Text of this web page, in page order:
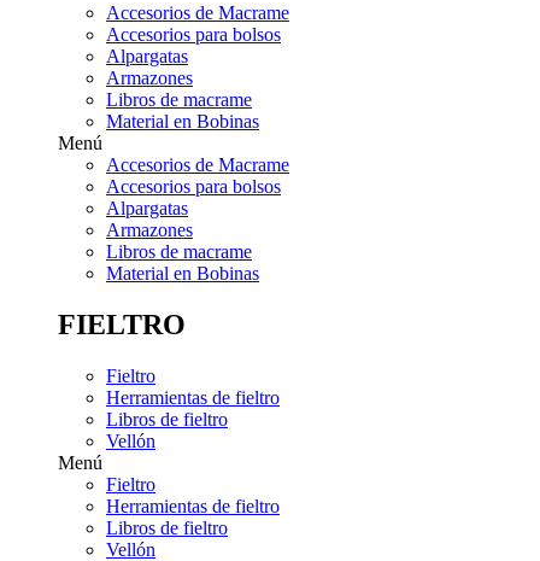
Accesorios de Macrame
Accesorios para bolsos
Alpargatas
Armazones
Libros de macrame
Material en Bobinas
Menú
Accesorios de Macrame
Accesorios para bolsos
Alpargatas
Armazones
Libros de macrame
Material en Bobinas
FIELTRO
Fieltro
Herramientas de fieltro
Libros de fieltro
Vellón
Menú
Fieltro
Herramientas de fieltro
Libros de fieltro
Vellón